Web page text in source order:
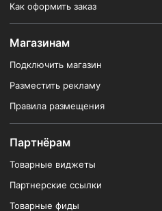
Как оформить заказ
Магазинам
Подключить магазин
Разместить рекламу
Правила размещения
Партнёрам
Товарные виджеты
Партнерские ссылки
Товарные фиды